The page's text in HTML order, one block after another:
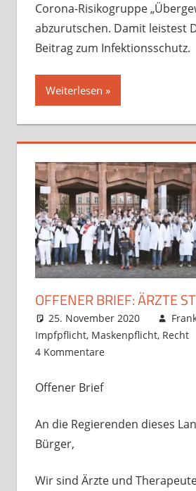
Corona-Risikogruppe
abzurutschen. Damit leistest
Beitrag zum Infektionsschutz.
Weiterlesen
OFFENER BRIEF: ÄRZTE
25. November 2020
Impfpflicht, Maskenpflicht, Recht
4 Kommentare
Offener Brief
An die Regierenden dieses
Bürger,
Wir sind Ärzte und